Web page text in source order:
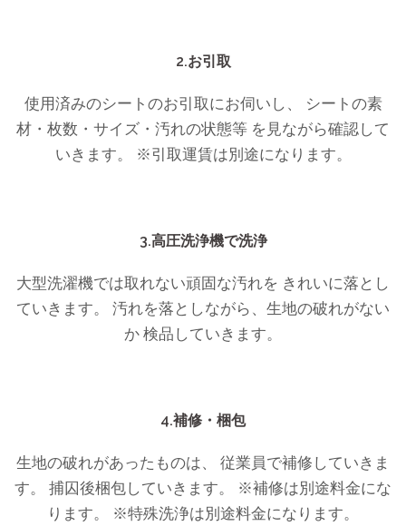
2.お引取
使用済みのシートのお引取にお伺いし、 シートの素
材・枚数・サイズ・汚れの状態等 を見ながら確認して
いきます。 ※引取運賃は別途になります。
3.高圧洗浄機で洗浄
大型洗濯機では取れない頑固な汚れを きれいに落とし
ていきます。 汚れを落としながら、生地の破れがない
か 検品していきます。
4.補修・梱包
生地の破れがあったものは、 従業員で補修していきま
す。 捕囚後梱包していきます。 ※補修は別途料金にな
ります。 ※特殊洗浄は別途料金になります。